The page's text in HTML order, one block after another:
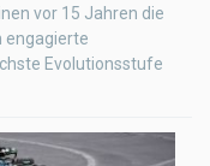
vor 15 Jahren die
engagierte
Evolutionsstufe